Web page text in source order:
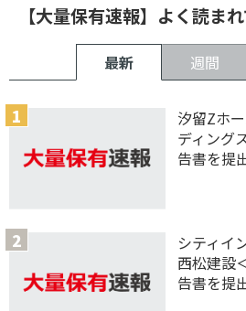
【大量保有速報】よく読ま
最新 週間
汐留Zホ
ディング
告書を提
シティイ
西松建設
告書を提